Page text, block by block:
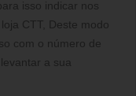
isso indicar nos
CTT, Deste modo
com o número de
a sua